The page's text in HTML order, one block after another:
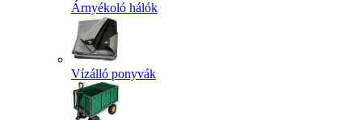
Árnyékoló hálók
Vízálló ponyvák